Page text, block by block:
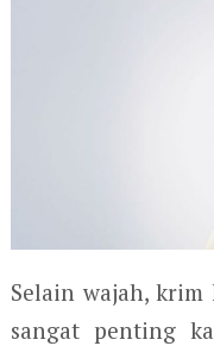
Selain wajah,
sangat penting